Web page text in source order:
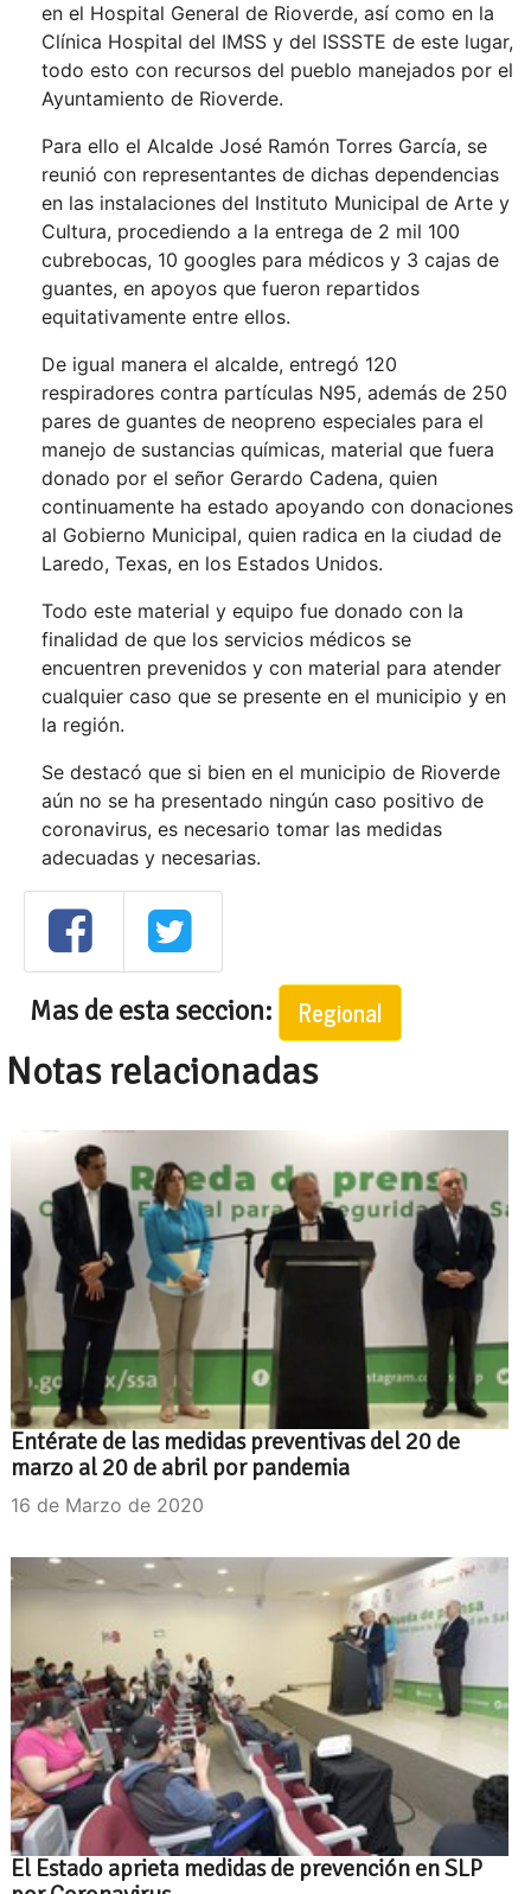
en el Hospital General de Rioverde, así como en la
Clínica Hospital del IMSS y del ISSSTE de este lugar,
todo esto con recursos del pueblo manejados por el
Ayuntamiento de Rioverde.
Para ello el Alcalde José Ramón Torres García, se
reunió con representantes de dichas dependencias
en las instalaciones del Instituto Municipal de Arte y
Cultura, procediendo a la entrega de 2 mil 100
cubrebocas, 10 googles para médicos y 3 cajas de
guantes, en apoyos que fueron repartidos
equitativamente entre ellos.
De igual manera el alcalde, entregó 120
respiradores contra partículas N95, además de 250
pares de guantes de neopreno especiales para el
manejo de sustancias químicas, material que fuera
donado por el señor Gerardo Cadena, quien
continuamente ha estado apoyando con donaciones
al Gobierno Municipal, quien radica en la ciudad de
Laredo, Texas, en los Estados Unidos.
Todo este material y equipo fue donado con la
finalidad de que los servicios médicos se
encuentren prevenidos y con material para atender
cualquier caso que se presente en el municipio y en
la región.
Se destacó que si bien en el municipio de Rioverde
aún no se ha presentado ningún caso positivo de
coronavirus, es necesario tomar las medidas
adecuadas y necesarias.
Mas de esta seccion: Regional
Notas relacionadas
Entérate de las medidas preventivas del 20 de
marzo al 20 de abril por pandemia
16 de Marzo de 2020
El Estado aprieta medidas de prevención en SLP